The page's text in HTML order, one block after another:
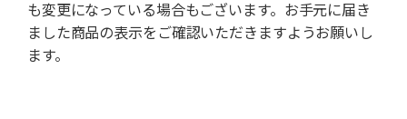
も変更になっている場合もございます。お手元に届き
ました商品の表示をご確認いただきますようお願いし
ます。